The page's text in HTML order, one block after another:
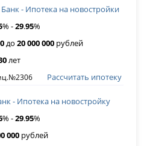
- Ипотека на новостройки
% -29.95%
до20 000 000 рублей
лет
Рассчитать ипотеку
- Ипотека на новостройку
% -29.95%
000 рублей